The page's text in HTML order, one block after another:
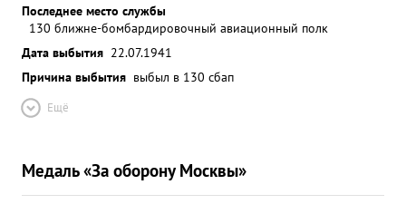
Последнее место службы
130 ближне-бомбардировочный авиационный полк
Дата выбытия 22.07.1941
Причина выбытия выбыл в 130 сбап
Ещё
Медаль «За оборону Москвы»